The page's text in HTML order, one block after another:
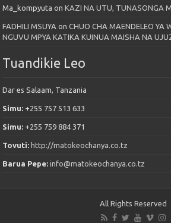
Ma_kompyuta onKAZI NA UTU, TUNASONGA
FADHILI MSUYA onCHUO CHA MAENDELEO YA
NGUVU MPYA KATIKA KUINUA MAISHA NA
Tuandikie Leo
Dar es Salaam, Tanzania
Simu: +255 757 513 633
Simu: +255 759 884 371
Tovuti: http://matokeochanya.co.tz
Barua Pepe:info@matokeochanya.co.tz
All Rights Reserved